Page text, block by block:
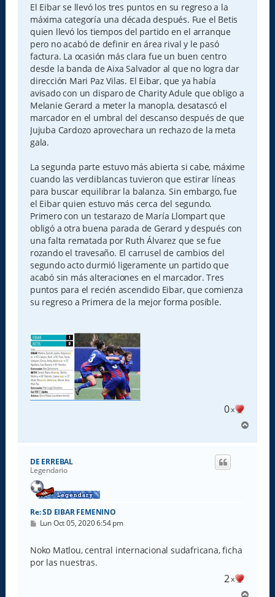
e
El Eibar se llevó los tres puntos en su regreso a la
máxima categoría una década después. Fue el Betis
quien llevó los tiempos del partido en el arranque
pero no acabó de definir en área rival y le pasó
factura. La ocasión más clara fue un buen centro
desde la banda de Aixa Salvador al que no logra dar
dirección Mari Paz Vilas. El Eibar, que ya había
avisado con un disparo de Charity Adule que obligo a
Melanie Gerard a meter la manopla, desatascó el
marcador en el umbral del descanso después de que
Jujuba Cardozo aprovechara un rechazo de la meta
gala.
La segunda parte estuvo más abierta si cabe, máxime
cuando las verdiblancas tuvieron que estirar líneas
para buscar equilibrar la balanza. Sin embargo, fue
el Eibar quien estuvo más cerca del segundo.
Primero con un testarazo de María Llompart que
obligó a otra buena parada de Gerard y después con
una falta rematada por Ruth Álvarez que se fue
rozando el travesaño. El carrusel de cambios del
segundo acto durmió ligeramente un partido que
acabó sin más alteraciones en el marcador. Tres
puntos para el recién ascendido Eibar, que comienza
su regreso a Primera de la mejor forma posible.
0x
r
DE ERREBAL
Legendario
Re: SD EIBAR FEMENINO
M
s
a
j
Lun Oct 05, 2020 6:54 pm
Noko Matlou, central internacional sudafricana, ficha
por las nuestras.
2x